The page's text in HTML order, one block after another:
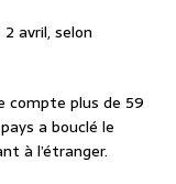
avril, selon
compte plus de 59
a bouclé le
à l’étranger.